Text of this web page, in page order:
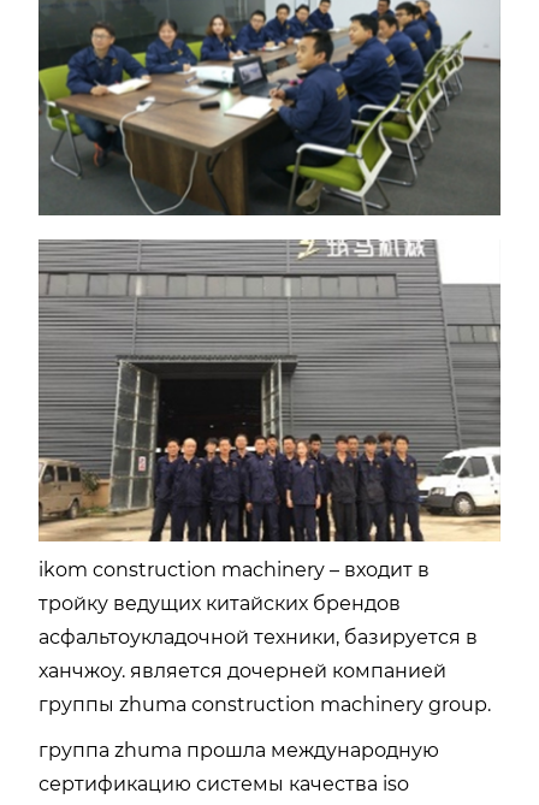
ikom construction machinery – входит в
тройку ведущих китайских брендов
асфальтоукладочной техники, базируется в
ханчжоу. является дочерней компанией
группы zhuma construction machinery group.
группа zhuma прошла международную
сертификацию системы качества iso